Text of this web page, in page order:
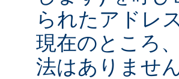
られたアドレ
現在のところ
法はありません